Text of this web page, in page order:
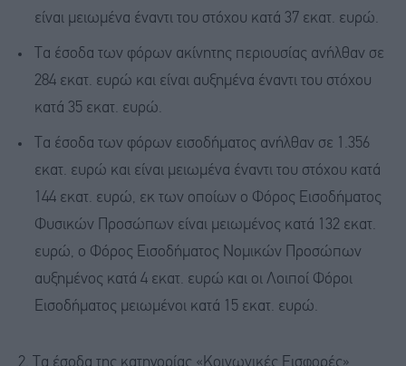
είναι μειωμένα έναντι του στόχου κατά 37 εκατ. ευρώ.
Τα έσοδα των φόρων ακίνητης περιουσίας ανήλθαν σε
284 εκατ. ευρώ και είναι αυξημένα έναντι του στόχου
κατά 35 εκατ. ευρώ.
Τα έσοδα των φόρων εισοδήματος ανήλθαν σε 1.356
εκατ. ευρώ και είναι μειωμένα έναντι του στόχου κατά
144 εκατ. ευρώ, εκ των οποίων ο Φόρος Εισοδήματος
Φυσικών Προσώπων είναι μειωμένος κατά 132 εκατ.
ευρώ, ο Φόρος Εισοδήματος Νομικών Προσώπων
αυξημένος κατά 4 εκατ. ευρώ και οι Λοιποί Φόροι
Εισοδήματος μειωμένοι κατά 15 εκατ. ευρώ.